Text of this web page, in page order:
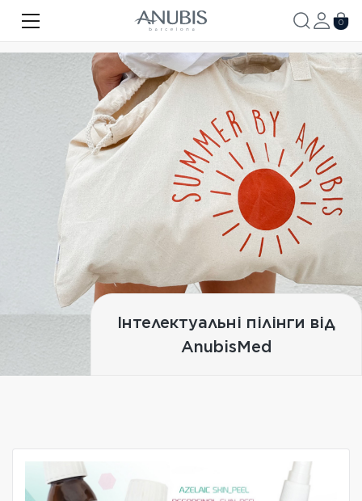
ОБЛИЧЧЯ
ТІЛО
ANUBIS MED
Про бренд
Контакти
0
Інтелектуальні пілінги від
AnubisMed